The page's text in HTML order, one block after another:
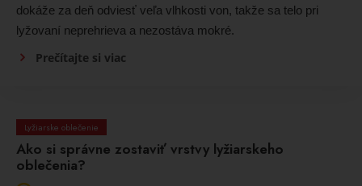
dokáže za deň odviesť veľa vlhkosti von, takže sa telo pri
lyžovaní neprehrieva a nezostáva mokré.
Prečítajte si viac
Lyžiarske oblečenie
Ako si správne zostaviť vrstvy lyžiarskeho
oblečenia?